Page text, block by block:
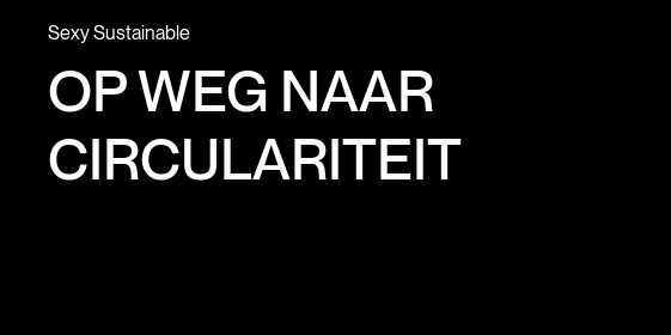
Sexy Sustainable
OP WEG NAAR
CIRCULARITEIT